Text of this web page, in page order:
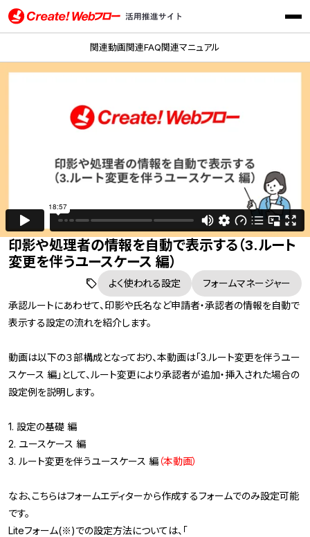
Create!Webフロー活用推進サイト インフォテック株式会社
メ
関連動画関連FAQ関連マニュアル
印影や処理者の情報を自動で表示する（3.ルート
変更を伴うユースケース 編）
よく使われる設定
フォームマネージャー
承認ルートにあわせて、印影や氏名など申請者・承認者の情報を自動で
表示する設定の流れを紹介します。
動画は以下の３部構成となっており、本動画は「3.ルート変更を伴うユー
スケース 編」として、ルート変更により承認者が追加・挿入された場合の
設定例を説明します。
1. 設定の基礎 編
2. ユースケース 編
3. ルート変更を伴うユースケース 編 （本動画）
なお、こちらはフォームエディターから作成するフォームでのみ設定可能
です。
Liteフォーム(※)での設定方法については、「